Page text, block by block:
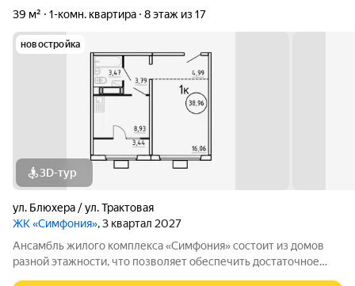
39 м² 1-комн. квартира 8 этаж из 17
новостройка
3D-тур
ул. Блюхера / ул. Трактовая
ЖК «Симфония», 3 квартал 2027
Ансамбль жилого комплекса «Симфония» состоит из домов
разной этажности, что позволяет обеспечить достаточное